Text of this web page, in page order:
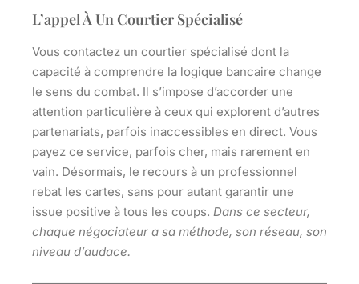
L’appel À Un Courtier Spécialisé
Vous contactez un courtier spécialisé dont la
capacité à comprendre la logique bancaire change
le sens du combat. Il s’impose d’accorder une
attention particulière à ceux qui explorent d’autres
partenariats, parfois inaccessibles en direct. Vous
payez ce service, parfois cher, mais rarement en
vain. Désormais, le recours à un professionnel
rebat les cartes, sans pour autant garantir une
issue positive à tous les coups. Dans ce secteur,
chaque négociateur a sa méthode, son réseau, son
niveau d’audace.